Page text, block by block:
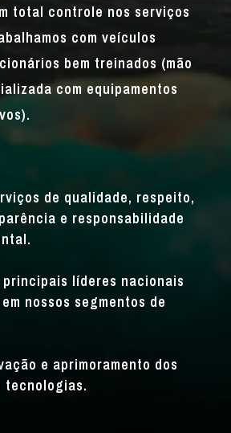
total controle nos serviços
com veículos
bem treinados (mão
com equipamentos
de qualidade, respeito,
e responsabilidade
principais líderes nacionais
nossos segmentos de
e aprimoramento dos
tecnologias.